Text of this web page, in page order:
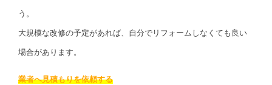
う。
大規模な改修の予定があれば、自分でリフォームしなくても良い
場合があります。
業者へ見積もりを依頼する